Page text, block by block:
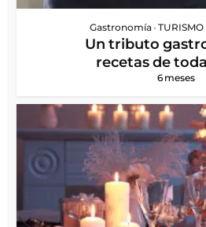
Gastronomía •
Un tributo
recetas de
6 meses